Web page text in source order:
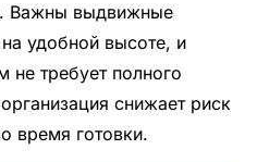
Важны выдвижные
удобной высоте, и
не требует полного
снижает риск
время готовки.